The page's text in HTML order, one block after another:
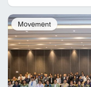
Movement